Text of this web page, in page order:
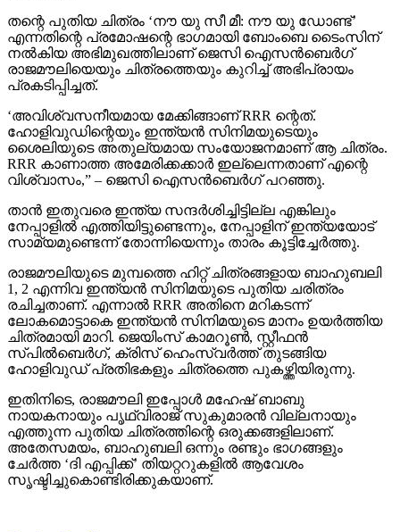
തന്റെ പുതിയ ചിത്രം ‘നൗ യു സീ മീ: നൗ യു ഡോണ്ട്’
എന്നതിന്റെ പ്രമോഷന്റെ ഭാഗമായി ബോംബെ ടൈംസിന്
നല്‍കിയ അഭിമുഖത്തിലാണ് ജെസി ഐസന്‍ബെര്‍ഗ്
രാജമൗലിയെയും ചിത്രത്തെയും കുറിച്ച് അഭിപ്രായം
പ്രകടിപ്പിച്ചത്.
‘അവിശ്വസനീയമായ മേക്കിങ്ങാണ് RRR ന്റെത്.
ഹോളിവുഡിന്റെയും ഇന്ത്യന്‍ സിനിമയുടെയും
ശൈലിയുടെ അതുല്യമായ സംയോജനമാണ് ആ ചിത്രം.
RRR കാണാത്ത അമേരിക്കക്കാര്‍ ഇല്ലെന്നതാണ് എന്റെ
വിശ്വാസം,” – ജെസി ഐസന്‍ബെര്‍ഗ് പറഞ്ഞു.
താന്‍ ഇതുവരെ ഇന്ത്യ സന്ദര്‍ശിച്ചിട്ടില്ല എങ്കിലും
നേപ്പാളില്‍ എത്തിയിട്ടുണ്ടെന്നും, നേപ്പാളിന് ഇന്ത്യയോട്
സാമ്യമുണ്ടെന്ന് തോന്നിയെന്നും താരം കൂട്ടിച്ചേര്‍ത്തു.
രാജമൗലിയുടെ മുമ്പത്തെ ഹിറ്റ് ചിത്രങ്ങളായ ബാഹുബലി
1, 2 എന്നിവ ഇന്ത്യന്‍ സിനിമയുടെ പുതിയ ചരിത്രം
രചിച്ചതാണ്. എന്നാല്‍ RRR അതിനെ മറികടന്ന്
ലോകമൊട്ടാകെ ഇന്ത്യന്‍ സിനിമയുടെ മാനം ഉയര്‍ത്തിയ
ചിത്രമായി മാറി. ജെയിംസ് കാമറൂണ്‍, സ്റ്റീഫന്‍
സ്പില്‍ബെര്‍ഗ്, ക്രിസ് ഹെംസ്വര്‍ത്ത് തുടങ്ങിയ
ഹോളിവുഡ് പ്രതിഭകളും ചിത്രത്തെ പുകഴ്ത്തിയിരുന്നു.
ഇതിനിടെ, രാജമൗലി ഇപ്പോള്‍ മഹേഷ് ബാബു
നായകനായും പൃഥ്വിരാജ് സുകുമാരന്‍ വില്ലനായും
എത്തുന്ന പുതിയ ചിത്രത്തിന്റെ ഒരുക്കങ്ങളിലാണ്.
അതേസമയം, ബാഹുബലി ഒന്നും രണ്ടും ഭാഗങ്ങളും
ചേര്‍ത്ത ‘ദി എപ്പിക്ക്’ തിയറ്ററുകളില്‍ ആവേശം
സൃഷ്ടിച്ചുകൊണ്ടിരിക്കുകയാണ്.